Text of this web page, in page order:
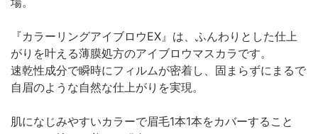
『カラーリングアイブロウEX』は、ふんわりとした仕上
がりを叶える薄膜処方のアイブロウマスカラです。
速乾性成分で瞬時にフィルムが密着し、固まらずにまるで
自眉のような自然な仕上がりを実現。
肌になじみやすいカラーで眉毛1本1本をカバーすること